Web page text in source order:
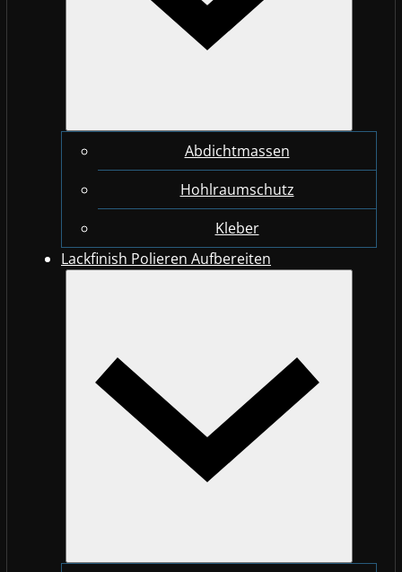
Abdichtmassen
Hohlraumschutz
Kleber
Lackfinish Polieren Aufbereiten